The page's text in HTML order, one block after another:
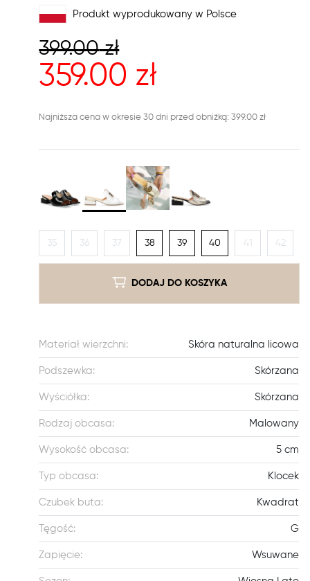
Produkt wyprodukowany w Polsce
399.00zł
359.00 zł
Najniższa cena w okresie 30 dni przed obniżką: 399.00 zł
35 36 37 38 39 40 41 42
DODAJ DO KOSZYKA
Materiał wierzchni: Skóra naturalna licowa
Podszewka: Skórzana
Wyściółka: Skórzana
Rodzaj obcasa: Malowany
Wysokość obcasa: 5 cm
Typ obcasa: Klocek
Czubek buta: Kwadrat
Tęgość: G
Zapięcie: Wsuwane